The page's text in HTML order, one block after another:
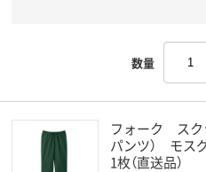
数量
フォーク スク
パンツ） モ
1枚（直送品）